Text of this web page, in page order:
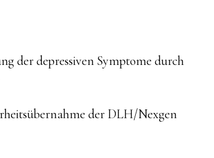
der depressiven Symptome durch
der DLH/Nexgen